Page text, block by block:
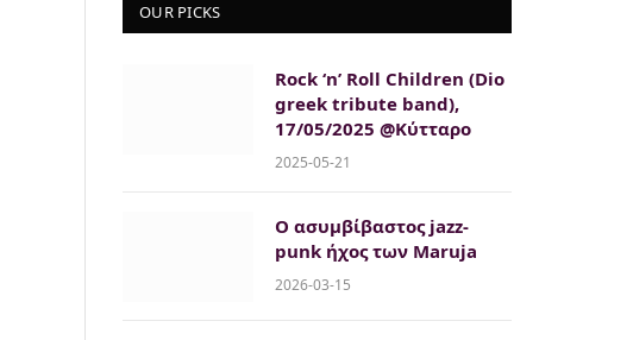
OUR PICKS
Rock ‘n’ Roll Children (Dio
greek tribute band),
17/05/2025 @Κύτταρο
2025-05-21
Ο ασυμβίβαστος jazz-
punk ήχος των Maruja
2026-03-15